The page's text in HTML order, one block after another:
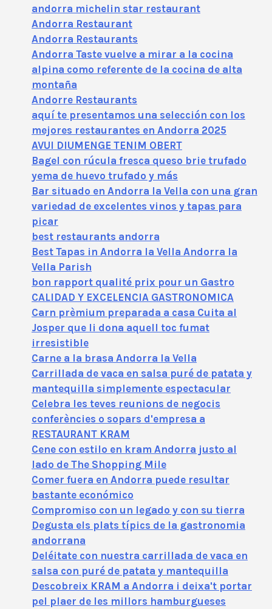
andorra michelin star restaurant
Andorra Restaurant
Andorra Restaurants
Andorra Taste vuelve a mirar a la cocina
alpina como referente de la cocina de alta
montaña
Andorre Restaurants
aquí te presentamos una selección con los
mejores restaurantes en Andorra 2025
AVUI DIUMENGE TENIM OBERT
Bagel con rúcula fresca queso brie trufado
yema de huevo trufado y más
Bar situado en Andorra la Vella con una gran
variedad de excelentes vinos y tapas para
picar
best restaurants andorra
Best Tapas in Andorra la Vella Andorra la
Vella Parish
bon rapport qualité prix pour un Gastro
CALIDAD Y EXCELENCIA GASTRONOMICA
Carn prèmium preparada a casa Cuita al
Josper que li dona aquell toc fumat
irresistible
Carne a la brasa Andorra la Vella
Carrillada de vaca en salsa puré de patata y
mantequilla simplemente espectacular
Celebra les teves reunions de negocis
conferències o sopars d'empresa a
RESTAURANT KRAM
Cene con estilo en kram Andorra justo al
lado de The Shopping Mile
Comer fuera en Andorra puede resultar
bastante económico
Compromiso con un legado y con su tierra
Degusta els plats típics de la gastronomia
andorrana
Deléitate con nuestra carrillada de vaca en
salsa con puré de patata y mantequilla
Descobreix KRAM a Andorra i deixa't portar
pel plaer de les millors hamburgueses